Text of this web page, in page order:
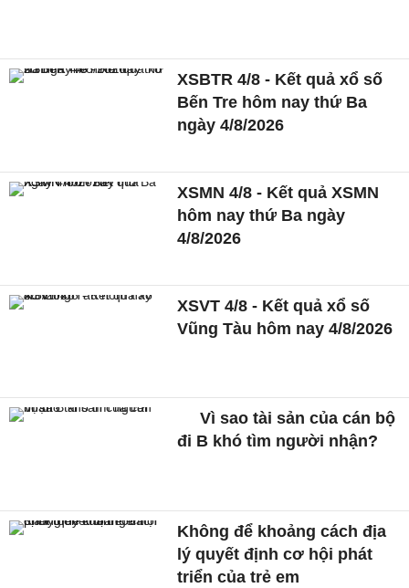
XSBTR 4/8 - Kết quả xổ số
Bến Tre hôm nay thứ Ba
ngày 4/8/2026
XSMN 4/8 - Kết quả XSMN
hôm nay thứ Ba ngày
4/8/2026
XSVT 4/8 - Kết quả xổ số
Vũng Tàu hôm nay 4/8/2026
Vì sao tài sản của cán bộ
đi B khó tìm người nhận?
Không để khoảng cách địa
lý quyết định cơ hội phát
triển của trẻ em